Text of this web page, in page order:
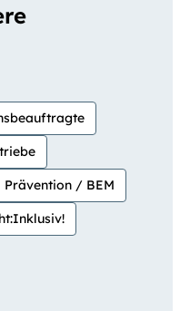
Prävention / BEM